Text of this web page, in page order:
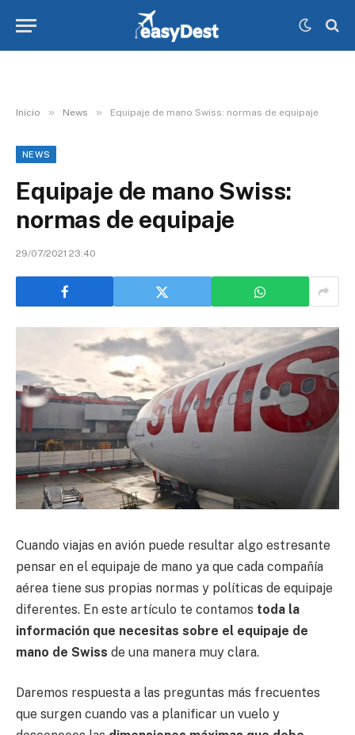
Inicio » News » Equipaje de mano Swiss: normas de equipaje
NEWS
Equipaje de mano Swiss:
normas de equipaje
29/07/2021 23:40
Cuando viajas en avión puede resultar algo estresante
pensar en el equipaje de mano ya que cada compañía
aérea tiene sus propias normas y políticas de equipaje
diferentes. En este artículo te contamos toda la
información que necesitas sobre el equipaje de
mano de Swiss de una manera muy clara.
Daremos respuesta a las preguntas más frecuentes
que surgen cuando vas a planificar un vuelo y